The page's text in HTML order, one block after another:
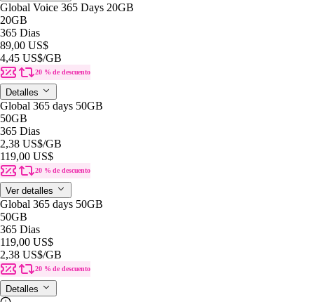
Global Voice 365 Days 20GB
20GB
365 Dias
89,00 US$
4,45 US$/GB
20 % de descuento
Detalles
Global 365 days 50GB
50GB
365 Dias
2,38 US$/GB
119,00 US$
20 % de descuento
Ver detalles
Global 365 days 50GB
50GB
365 Dias
119,00 US$
2,38 US$/GB
20 % de descuento
Detalles